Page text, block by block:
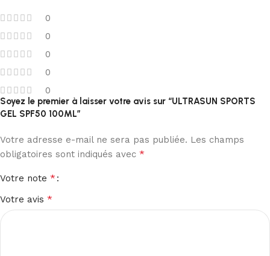
0
0
0
0
0
Soyez le premier à laisser votre avis sur “ULTRASUN SPORTS
GEL SPF50 100ML”
Votre adresse e-mail ne sera pas publiée. Les champs
obligatoires sont indiqués avec *
Votre note *
Votre avis *